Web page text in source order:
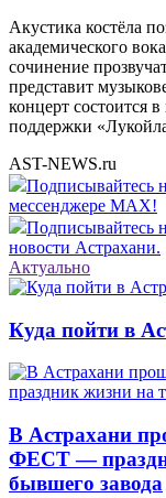
Акустика костёла
академического
сочинение
представит
концерт состоится
поддержки
AST-NEWS.ru
Подписывайтесь
мессенджере MAX!
Подписывайтесь
новости Астрахани.
Актуально
Куда пойти в
В Астрахани
ФЕСТ —
бывшего завода